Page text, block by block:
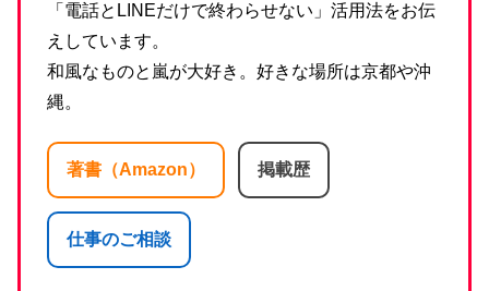
「電話とLINEだけで終わらせない」活用法をお伝
えしています。
和風なものと嵐が大好き。好きな場所は京都や沖
縄。
著書（Amazon） 掲載歴
仕事のご相談